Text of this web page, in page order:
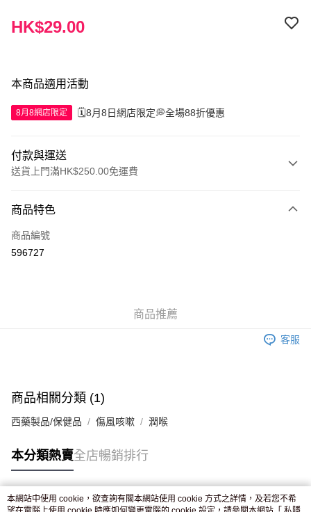
HK$29.00
本商品適用活動
8月8網店限定 🗓️8月8日網店限定💭全場88折優惠
付款與運送
送貨上門滿HK$250.00免運費
信用卡
Apple Pay
付款後門市自取，訂單確認後2-4個工作天到店，7天內取。逾期後
商品特色
商品編號
596727
商品推薦
客服
商品相關分類 (1)
西藥製品/保健品 傷風咳嗽 潤喉
本分類熱賣全店暢銷排行
熱門標籤
本網站中使用 cookie，欲查詢有關本網站使用 cookie 方式之詳情，及若您不希